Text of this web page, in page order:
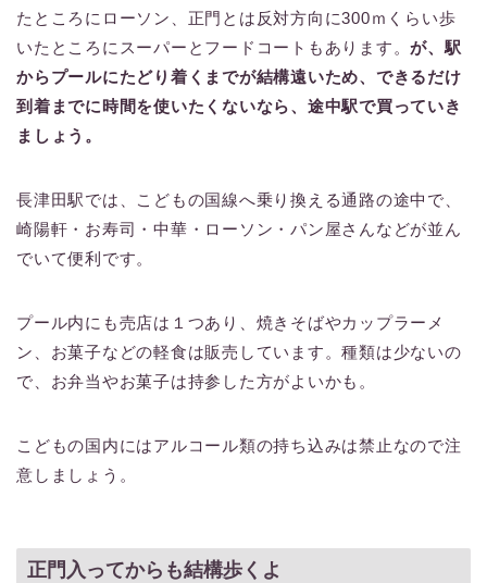
たところにローソン、正門とは反対方向に300ｍくらい歩
いたところにスーパーとフードコートもあります。が、駅
からプールにたどり着くまでが結構遠いため、できるだけ
到着までに時間を使いたくないなら、途中駅で買っていき
ましょう。
長津田駅では、こどもの国線へ乗り換える通路の途中で、
崎陽軒・お寿司・中華・ローソン・パン屋さんなどが並ん
でいて便利です。
プール内にも売店は１つあり、焼きそばやカップラーメ
ン、お菓子などの軽食は販売しています。種類は少ないの
で、お弁当やお菓子は持参した方がよいかも。
こどもの国内にはアルコール類の持ち込みは禁止なので注
意しましょう。
正門入ってからも結構歩くよ